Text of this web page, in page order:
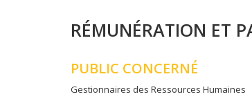
RÉMUNÉRATION ET
PUBLIC CONCERNÉ
Gestionnaires des Ressources Humaines